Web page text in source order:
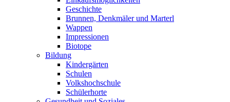
Geschichte
Brunnen, Denkmäler und Marterl
Wappen
Impressionen
Biotope
Bildung
Kindergärten
Schulen
Volkshochschule
Schülerhorte